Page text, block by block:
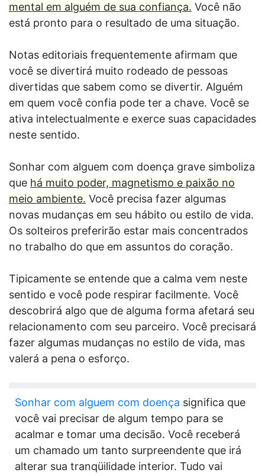
mental em alguém de sua confiança. Você não
está pronto para o resultado de uma situação.
Notas editoriais frequentemente afirmam que
você se divertirá muito rodeado de pessoas
divertidas que sabem como se divertir. Alguém
em quem você confia pode ter a chave. Você se
ativa intelectualmente e exerce suas capacidades
neste sentido.
Sonhar com alguem com doença grave simboliza
que há muito poder, magnetismo e paixão no
meio ambiente. Você precisa fazer algumas
novas mudanças em seu hábito ou estilo de vida.
Os solteiros preferirão estar mais concentrados
no trabalho do que em assuntos do coração.
Tipicamente se entende que a calma vem neste
sentido e você pode respirar facilmente. Você
descobrirá algo que de alguma forma afetará seu
relacionamento com seu parceiro. Você precisará
fazer algumas mudanças no estilo de vida, mas
valerá a pena o esforço.
Sonhar com alguem com doença significa que
você vai precisar de algum tempo para se
acalmar e tomar uma decisão. Você receberá
um chamado um tanto surpreendente que irá
alterar sua tranqüilidade interior. Tudo vai